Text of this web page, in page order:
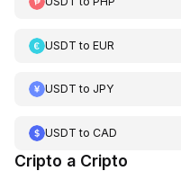
USDT to EUR
USDT to JPY
USDT to CAD
Cripto a Cripto